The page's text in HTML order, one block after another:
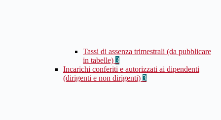
Tassi di assenza trimestrali (da pubblicare
in tabelle) 3
Incarichi conferiti e autorizzati ai dipendenti
(dirigenti e non dirigenti) 3